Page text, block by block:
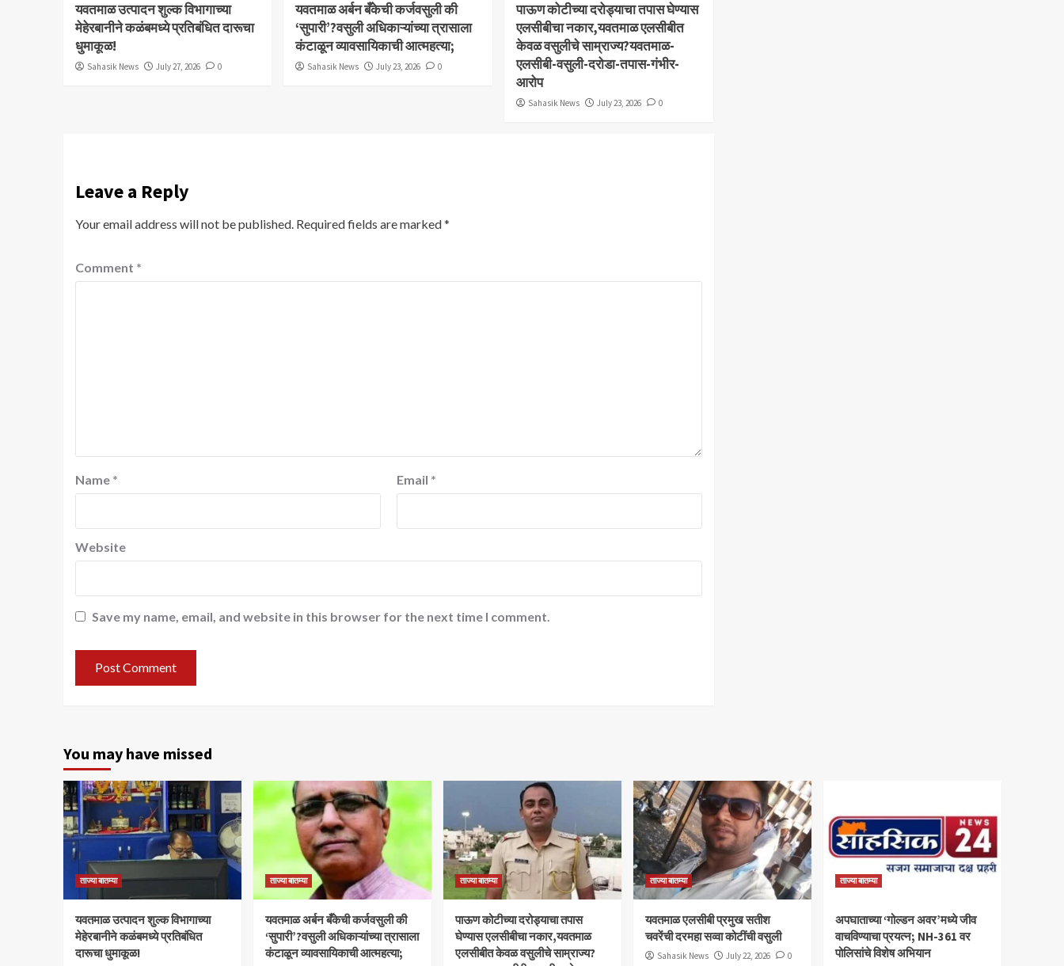
यवतमाळ उत्पादन शुल्क विभागाच्या
मेहेरबानीने कळंबमध्ये प्रतिबंधित दारूचा
धुमाकूळ!
Sahasik News July 27, 2026 0
​यवतमाळ अर्बन बँकेची कर्जवसुली की
‘सुपारी’?वसुली अधिकाऱ्यांच्या त्रासाला
कंटाळून व्यावसायिकाची आत्महत्या;
Sahasik News July 23, 2026 0
पाऊण कोटीच्या दरोड्याचा तपास घेण्यास
एलसीबीचा नकार,यवतमाळ एलसीबीत
केवळ वसुलीचे साम्राज्य?यवतमाळ-
एलसीबी-वसुली-दरोडा-तपास-गंभीर-
आरोप
Sahasik News July 23, 2026 0
Leave a Reply
Your email address will not be published. Required fields are marked*
Comment *
Name * Email *
Website
Save my name, email, and website in this browser for the next time I comment.
You may have missed
ताज्या बातम्या
यवतमाळ उत्पादन शुल्क विभागाच्या
मेहेरबानीने कळंबमध्ये प्रतिबंधित
दारूचा धुमाकूळ!
ताज्या बातम्या
​यवतमाळ अर्बन बँकेची कर्जवसुली की
‘सुपारी’?वसुली अधिकाऱ्यांच्या त्रासाला
कंटाळून व्यावसायिकाची आत्महत्या;
ताज्या बातम्या
पाऊण कोटीच्या दरोड्याचा तपास
घेण्यास एलसीबीचा नकार,यवतमाळ
एलसीबीत केवळ वसुलीचे साम्राज्य?
ताज्या बातम्या
यवतमाळ एलसीबी प्रमुख सतीश
चवरेंची दरमहा सव्वा कोटींची वसुली
Sahasik News July 22, 2026 0
ताज्या बातम्या
अपघाताच्या ‘गोल्डन अवर’मध्ये जीव
वाचविण्याचा प्रयत्न; NH-361 वर
पोलिसांचे विशेष अभियान